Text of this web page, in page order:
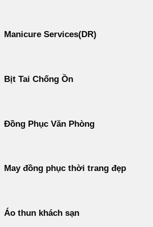
Manicure Services(DR)
Bịt Tai Chống Ồn
Đồng Phục Văn Phòng
May đồng phục thời trang đẹp
Áo thun khách sạn